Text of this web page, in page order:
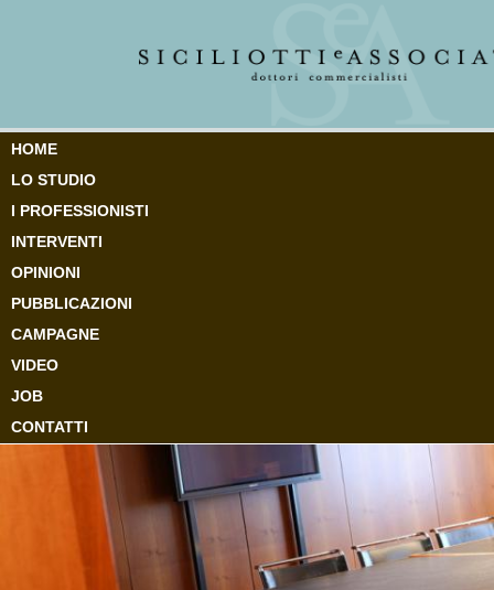
HOME
LO STUDIO
I PROFESSIONISTI
INTERVENTI
OPINIONI
PUBBLICAZIONI
CAMPAGNE
VIDEO
JOB
CONTATTI